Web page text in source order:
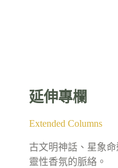
延伸專欄
Extended Columns
古文明神話、星象
靈性香氛的脈絡。